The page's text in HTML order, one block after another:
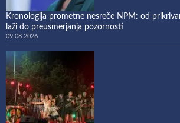
Kronologija prometne nesreče NPM: od
laži do preusmerjanja pozornosti
09.08.2026